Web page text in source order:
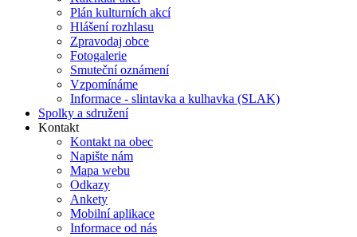
Plán kulturních akcí
Hlášení rozhlasu
Zpravodaj obce
Fotogalerie
Smuteční oznámení
Vzpomínáme
Informace - slintavka a kulhavka (SLAK)
Spolky a sdružení
Kontakt
Kontakt na obec
Napište nám
Mapa webu
Odkazy
Ankety
Mobilní aplikace
Informace od nás